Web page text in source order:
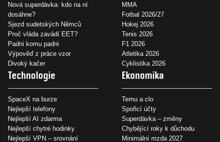
Nová superdávka: kdo na ní
dosáhne?
Sjezd sudetských Němců
Proč vláda zavádí EET?
Padni komu padni
Výpověď z práce vzor
Divoký kačer
MMA
Fotbal 2026/27
Hokej 2026
Tenis 2026
F1 2026
Atletika 2026
Cyklistika 2026
Technologie
SpaceX na burze
Nejlepší telefony
Nejlepší AI zdarma
Nejlepší chytré hodinky
Nejlepší VPN – srovnání
Ekonomika
Temu a clo
Spořicí účty
Superdávka – změny
Chybějící roky k důchodu
Minimální mzda 2027